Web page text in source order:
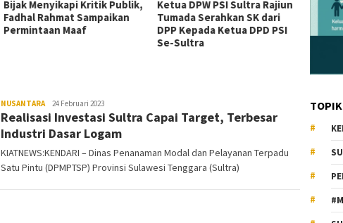
Bijak Menyikapi Kritik Publik,
Fadhal Rahmat Sampaikan
Permintaan Maaf
Ketua DPW PSI Sultra Rajiun
Tumada Serahkan SK dari
DPP Kepada Ketua DPD PSI
Se-Sultra
1000
NUSANTARA KiatNews.co.id
24 Februari 2023
Realisasi Investasi Sultra Capai Target, Terbesar
Industri Dasar Logam
KIATNEWS:KENDARI – Dinas Penanaman Modal dan Pelayanan Terpadu
Satu Pintu (DPMPTSP) Provinsi Sulawesi Tenggara (Sultra)